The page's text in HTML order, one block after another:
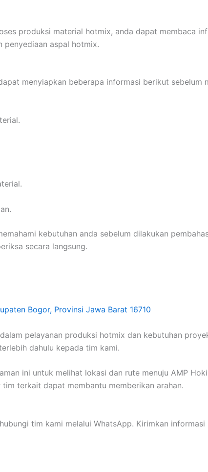
produksi material hotmix, anda dapat membaca
penyediaan aspal hotmix.
menyiapkan beberapa informasi berikut sebelum
kebutuhan anda sebelum dilakukan
secara langsung.
Bogor, Provinsi Jawa Barat 16710
pelayanan produksi hotmix dan kebutuhan
dahulu kepada tim kami.
ini untuk melihat lokasi dan rute menuju AMP
terkait dapat membantu memberikan arahan.
tim kami melalui WhatsApp. Kirimkan